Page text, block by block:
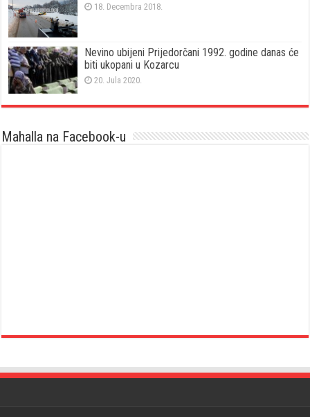
18. Decembra 2018.
Nevino ubijeni Prijedorčani 1992. godine danas će
biti ukopani u Kozarcu
20. Jula 2020.
Mahalla na Facebook-u